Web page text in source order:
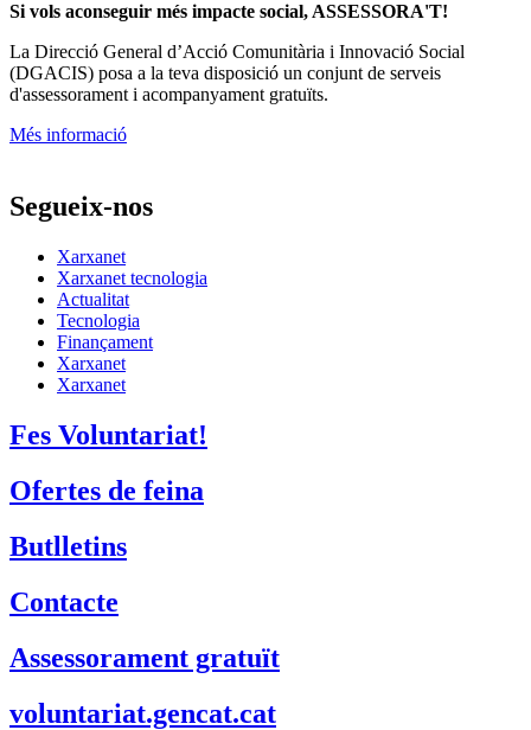
Si vols aconseguir més impacte social, ASSESSORA'T!
La Direcció General d’Acció Comunitària i Innovació Social
(DGACIS) posa a la teva disposició un conjunt de serveis
d'assessorament i acompanyament gratuïts.
Més informació
Segueix-nos
Xarxanet
Xarxanet tecnologia
Actualitat
Tecnologia
Finançament
Xarxanet
Xarxanet
Fes Voluntariat!
Ofertes de feina
Butlletins
Contacte
Assessorament gratuït
voluntariat.gencat.cat